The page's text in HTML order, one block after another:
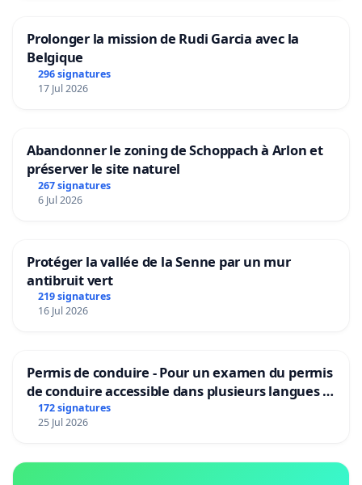
Prolonger la mission de Rudi Garcia avec la
Belgique
296 signatures
17 Jul 2026
Abandonner le zoning de Schoppach à Arlon et
préserver le site naturel
267 signatures
6 Jul 2026
Protéger la vallée de la Senne par un mur
antibruit vert
219 signatures
16 Jul 2026
Permis de conduire - Pour un examen du permis
de conduire accessible dans plusieurs langues à
Bruxelles
172 signatures
25 Jul 2026